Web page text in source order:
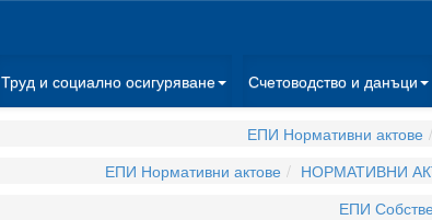
Труд и социално осигуряване Счетоводство и данъци
ЕПИ Нормативни актове
ЕПИ Нормативни актове
НОРМАТИВНИ
ЕПИ